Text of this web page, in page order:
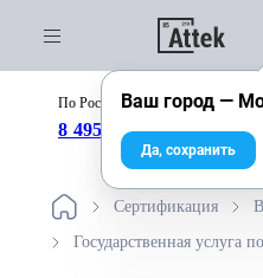
По России бесплатно:
8 495 246-04-43
Сертификация
Государственная услуга
Ваш город —
Да, сохранить